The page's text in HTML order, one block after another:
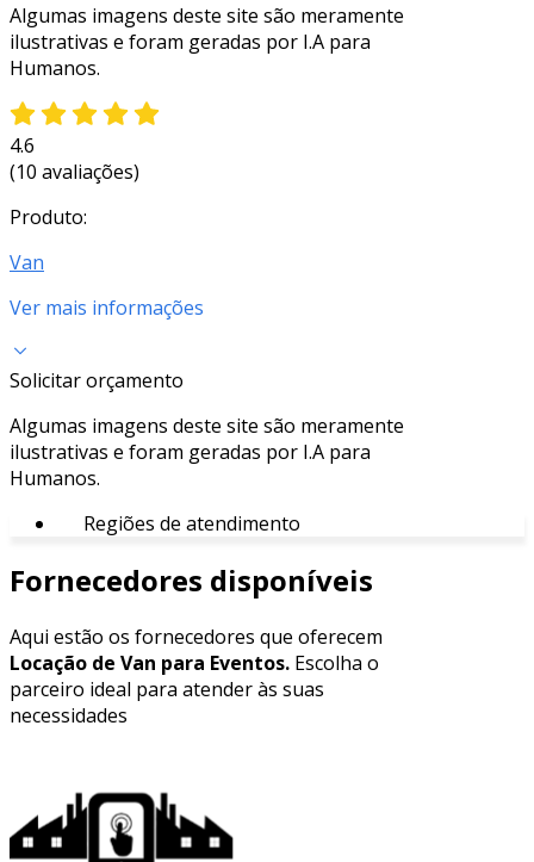
Algumas imagens deste site são meramente
ilustrativas e foram geradas por I.A para
Humanos.
4.6
(10 avaliações)
Produto:
Van
Ver mais informações
Solicitar orçamento
Algumas imagens deste site são meramente
ilustrativas e foram geradas por I.A para
Humanos.
Regiões de atendimento
Fornecedores disponíveis
Aqui estão os fornecedores que oferecem
Locação de Van para Eventos. Escolha o
parceiro ideal para atender às suas
necessidades